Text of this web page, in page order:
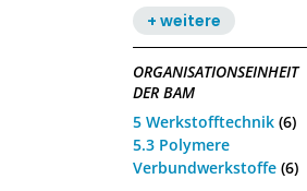
+ weitere
ORGANISATIONSEINHEIT
DER BAM
5 Werkstofftechnik (6)
5.3 Polymere
Verbundwerkstoffe (6)